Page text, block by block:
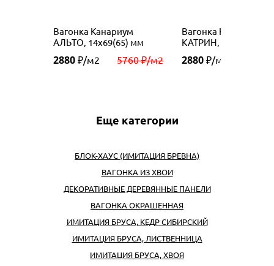
Вагонка Канариум
АЛЬТО, 14х69(65) мм
2880 ₽/м2 5760 ₽/м2
Вагонка Канариум
КАТРИН, 14х69(65)
2880 ₽/м2
Еще категории
БЛОК-ХАУС (ИМИТАЦИЯ БРЕВНА)
ВАГОНКА ИЗ ХВОИ
ДЕКОРАТИВНЫЕ ДЕРЕВЯННЫЕ ПАНЕЛИ
ВАГОНКА ОКРАШЕННАЯ
ИМИТАЦИЯ БРУСА, КЕДР СИБИРСКИЙ
ИМИТАЦИЯ БРУСА, ЛИСТВЕННИЦА
ИМИТАЦИЯ БРУСА, ХВОЯ